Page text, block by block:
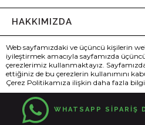
HAKKIMIZDA
Web sayfamızdaki ve üçüncü kişilerin
iyileştirmek amacıyla sayfamızda
çerezlerimiz kullanmaktayız.
ettiğiniz de bu çerezlerin kullanımını
Çerez Politikamıza ilişkin daha fazla bilgi
WHATSAPP SİPARİŞ